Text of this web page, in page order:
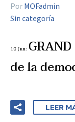
Por MOFadmin
Sin categoría
10 Jun:
de la
LEER